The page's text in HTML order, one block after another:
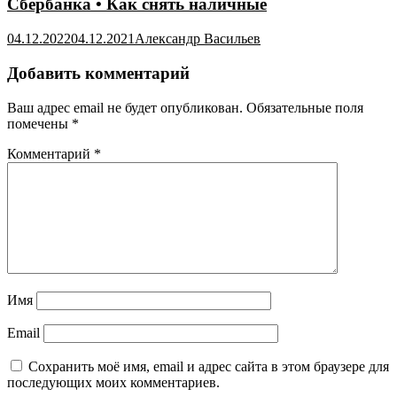
Сбербанка • Как снять наличные
04.12.202204.12.2021 Александр Васильев
Добавить комментарий
Ваш адрес email не будет опубликован. Обязательные поля
помечены *
Комментарий *
Имя
Email
Сохранить моё имя, email и адрес сайта в этом браузере для
последующих моих комментариев.